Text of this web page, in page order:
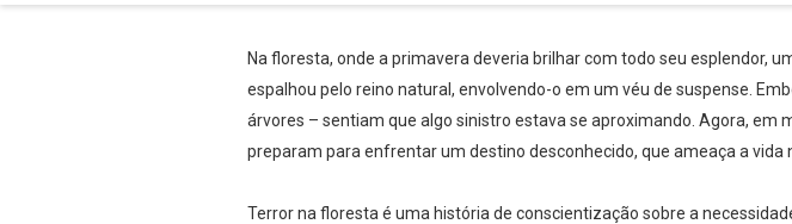
Na floresta, onde a primavera deveria brilhar com todo seu esplendor,
espalhou pelo reino natural, envolvendo-o em um véu de suspense.
árvores – sentiam que algo sinistro estava se aproximando. Agora, em
preparam para enfrentar um destino desconhecido, que ameaça a vida
Terror na floresta é uma história de conscientização sobre a